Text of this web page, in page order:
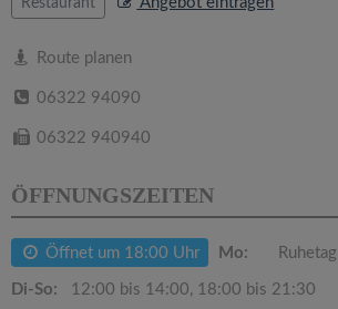
Restaurant
Route planen
06322 94090
06322 940940
ÖFFNUNGSZEITEN
Öffnet um 18:00 Uhr Mo: Ruhetag
Di-So: 12:00 bis 14:00, 18:00 bis 21:30
i
t
i